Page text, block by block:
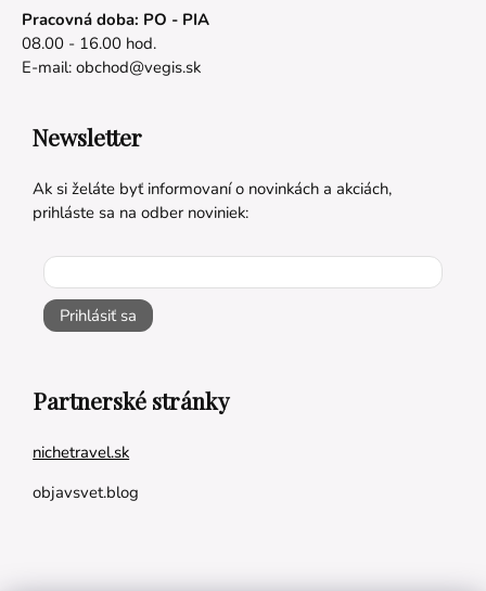
Pracovná doba: PO - PIA
08.00 - 16.00 hod.
E-mail: obchod@vegis.sk
Newsletter
Ak si želáte byť informovaní o novinkách a akciách,
prihláste sa na odber noviniek:
Prihlásiť sa
Partnerské stránky
nichetravel.sk
objavsvet.blog